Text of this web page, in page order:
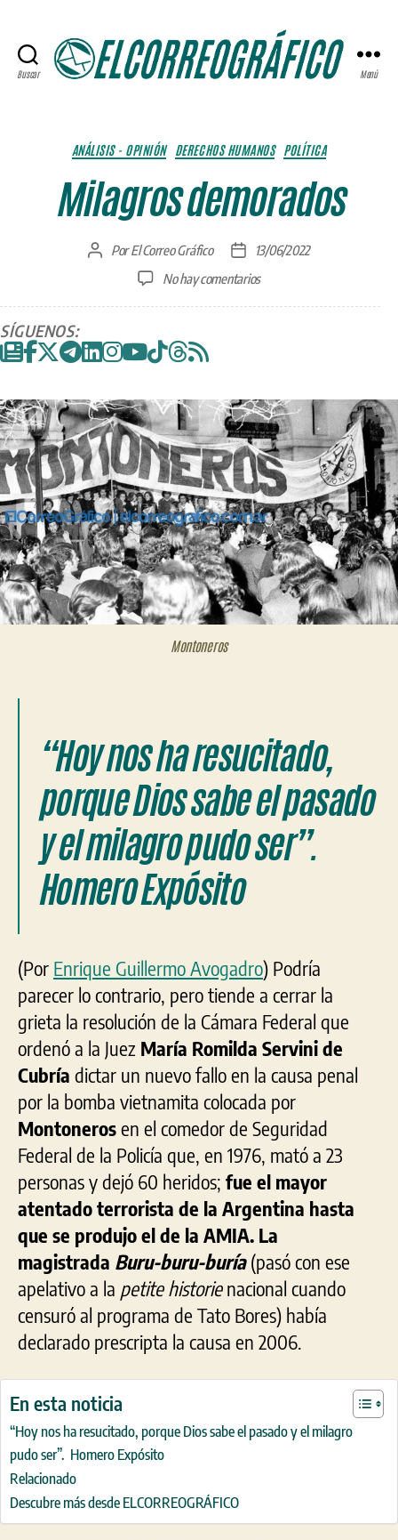
Buscar Menú
Categorías
ANÁLISIS - OPINIÓN DERECHOS HUMANOS POLÍTICA
Milagros demorados
Autor
entrada
PorEl Correo Gráfico
Fecha
entrada
13/06/2022
No hay comentariosen
SÍGUENOS:
Montoneros
“Hoy nos ha resucitado,
porque Dios sabe el pasado
y el milagro pudo ser”.
Homero Expósito
(Por Enrique Guillermo Avogadro) Podría
parecer lo contrario, pero tiende a cerrar la
grieta la resolución de la Cámara Federal que
ordenó a la Juez María Romilda Servini de
Cubría dictar un nuevo fallo en la causa penal
por la bomba vietnamita colocada por
Montonerosen el comedor de Seguridad
Federal de la Policía que, en 1976, mató a 23
personas y dejó 60 heridos; fue el mayor
atentado terrorista de la Argentina hasta
que se produjo el de la AMIA. La
magistrada Buru-buru-buría (pasó con ese
apelativo a la petite historienacional cuando
censuró al programa de Tato Bores) había
declarado prescripta la causa en 2006.
En esta noticia
“Hoy nos ha resucitado, porque Dios sabe el pasado y el milagro
pudo ser”. Homero Expósito
Relacionado
Descubre más desde ELCORREOGRÁFICO